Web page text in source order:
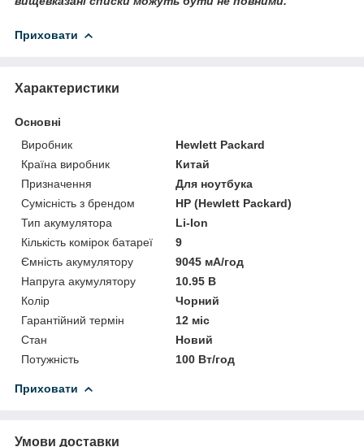
Приховати
Характеристики
Основні
Виробник
Hewlett Packard
Країна виробник
Китай
Призначення
Для ноутбука
Сумісність з брендом
HP (Hewlett Packard)
Тип акумулятора
Li-Ion
Кількість комірок батареї
9
Ємність акумулятору
9045 мА/год
Напруга акумулятору
10.95 В
Колір
Чорний
Гарантійний термін
12 міс
Стан
Новий
Потужність
100 Вт/год
Приховати
Умови доставки